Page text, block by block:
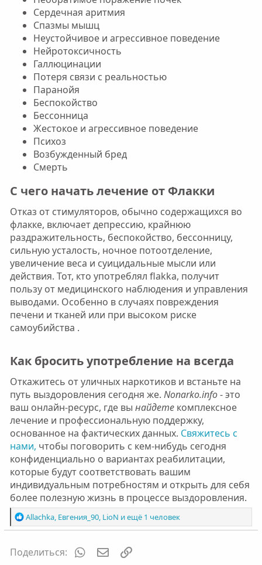
Сердечная аритмия
Спазмы мышц
Неустойчивое и агрессивное поведение
Нейротоксичность
Галлюцинации
Потеря связи с реальностью
Паранойя
Беспокойство
Бессонница
Жестокое и агрессивное поведение
Психоз
Возбужденный бред
Смерть
С чего начать лечение от Флакки​
Отказ от стимуляторов, обычно содержащихся во
флакке, включает депрессию, крайнюю
раздражительность, беспокойство, бессонницу,
сильную усталость, ночное потоотделение,
увеличение веса и суицидальные мысли или
действия. Тот, кто употреблял flakka, получит
пользу от медицинского наблюдения и управления
выводами. Особенно в случаях повреждения
печени и тканей или при высоком риске
самоубийства .
Как бросить употребление на всегда​
Откажитесь от уличных наркотиков и встаньте на
путь выздоровления сегодня же. Nonarko.info- это
ваш онлайн-ресурс, где вы найдетекомплексное
лечение и профессиональную поддержку,
основанное на фактических данных. Свяжитесь с
нами, чтобы поговорить с кем-нибудь сегодня
конфиденциально о вариантах реабилитации,
которые будут соответствовать вашим
индивидуальным потребностям и открыть для себя
более полезную жизнь в процессе выздоровления.
Р
е
к
ц
Allachka, Евгения_90, LioN и ещё 1 человек
Поделиться: WhatsAppЭлектронная почта